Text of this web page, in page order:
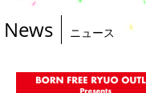
News ニュース